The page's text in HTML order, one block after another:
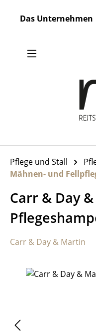
Das Unternehmen
Pflege und Stall
Mähnen- und
Carr & Day
Carr & Day & Martin
Bildergalerie